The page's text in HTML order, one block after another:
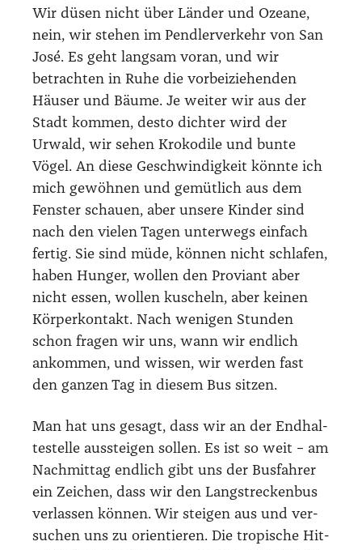
Wir düsen nicht über Län­der und Ozea­ne,
nein, wir ste­hen im Pend­ler­ver­kehr von San
José. Es geht lang­sam vor­an, und wir
betrach­ten in Ruhe die vor­bei­zie­hen­den
Häu­ser und Bäu­me. Je wei­ter wir aus der
Stadt kom­men, des­to dich­ter wird der
Urwald, wir sehen Kro­ko­di­le und bun­te
Vögel. An die­se Geschwin­dig­keit könn­te ich
mich gewöh­nen und gemüt­lich aus dem
Fens­ter schau­en, aber unse­re Kin­der sind
nach den vie­len Tagen unter­wegs ein­fach
fer­tig. Sie sind müde, kön­nen nicht schla­fen,
haben Hun­ger, wol­len den Pro­vi­ant aber
nicht essen, wol­len kuscheln, aber kei­nen
Kör­per­kon­takt. Nach weni­gen Stun­den
schon fra­gen wir uns, wann wir end­lich
ankom­men, und wis­sen, wir wer­den fast
den gan­zen Tag in die­sem Bus sit­zen.
Man hat uns gesagt, dass wir an der End­hal­
te­stel­le aus­stei­gen sol­len. Es ist so weit – am
Nach­mit­tag end­lich gibt uns der Bus­fah­rer
ein Zei­chen, dass wir den Lang­stre­cken­bus
ver­las­sen kön­nen. Wir stei­gen aus und ver­
su­chen uns zu ori­en­tie­ren. Die tro­pi­sche Hit­